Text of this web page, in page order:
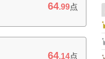
64.99点
64.14点